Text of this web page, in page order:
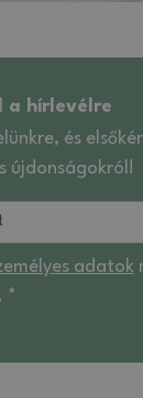
a hírlevélre
és
újdonságokról!
adatok
*